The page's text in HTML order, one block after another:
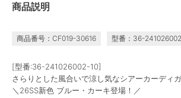
商品説明
商品番号：CF019-30616 型番：36-
[型番:36-241026002-10]
さらりとした風合いで涼し気なシアーカーディ
＼26SS新色 ブルー・カーキ登場！／